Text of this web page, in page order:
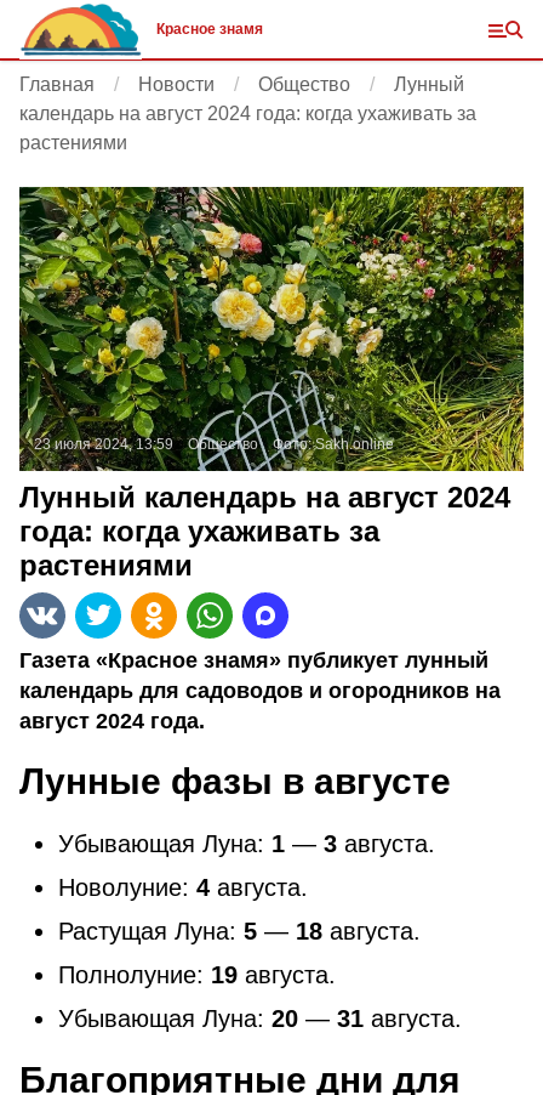
Красное знамя
Главная Новости Общество
Лунный
календарь на август 2024 года: когда ухаживать за
растениями
23 июля 2024, 13:59 Общество Фото:Sakh.online
Лунный календарь на август 2024
года: когда ухаживать за
растениями
Газета «Красное знамя» публикует лунный
календарь для садоводов и огородников на
август 2024 года.
Лунные фазы в августе
Убывающая Луна: 1 — 3 августа.
Новолуние: 4 августа.
Растущая Луна: 5 — 18 августа.
Полнолуние: 19 августа.
Убывающая Луна: 20 — 31 августа.
Благоприятные дни для